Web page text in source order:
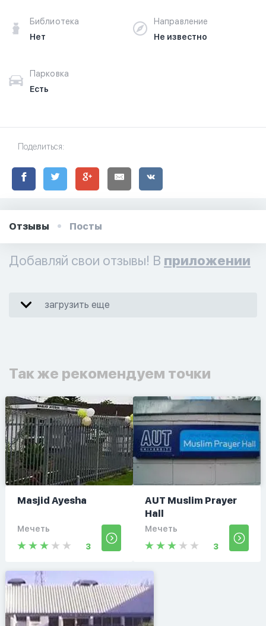
Библиотека
Нет
Направление
Не известно
Парковка
Есть
Поделиться:
Отзывы Посты
Добавляй свои отзывы! В приложении
загрузить еще
Так же рекомендуем точки
Masjid Ayesha
Мечеть
3
AUT Muslim Prayer
Hall
Мечеть
3